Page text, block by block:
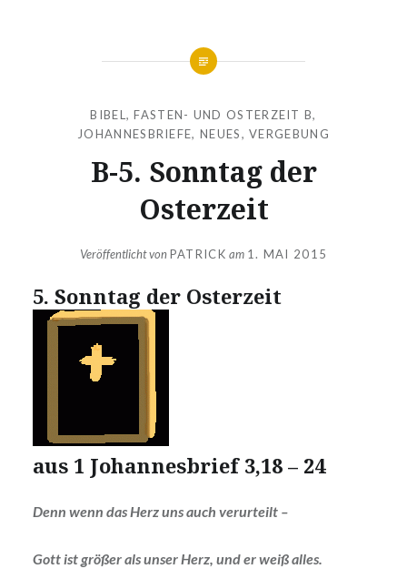
BIBEL ,FASTEN- UND OSTERZEIT B,
JOHANNESBRIEFE, NEUES,VERGEBUNG
B-5. Sonntag der
Osterzeit
Veröffentlicht vonPATRICK am 1. MAI 2015
5. Sonntag der Osterzeit
aus 1 Johannesbrief 3,18 – 24
Denn wenn das Herz uns auch verurteilt –
Gott ist größer als unser Herz, und er weiß alles.